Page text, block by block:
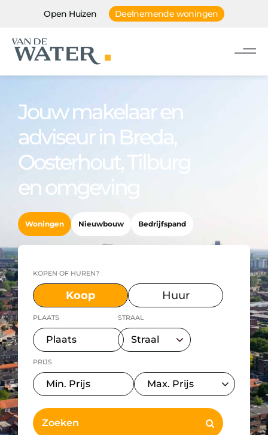
Open Huizen Deelnemende woningen
Jouw makelaar en
adviseur in Breda,
Oosterhout, Tilburg
en omgeving
Woningen Nieuwbouw Bedrijfspand
KOPEN OF HUREN?
Koop Huur
PLAATS STRAAL
PRIJS